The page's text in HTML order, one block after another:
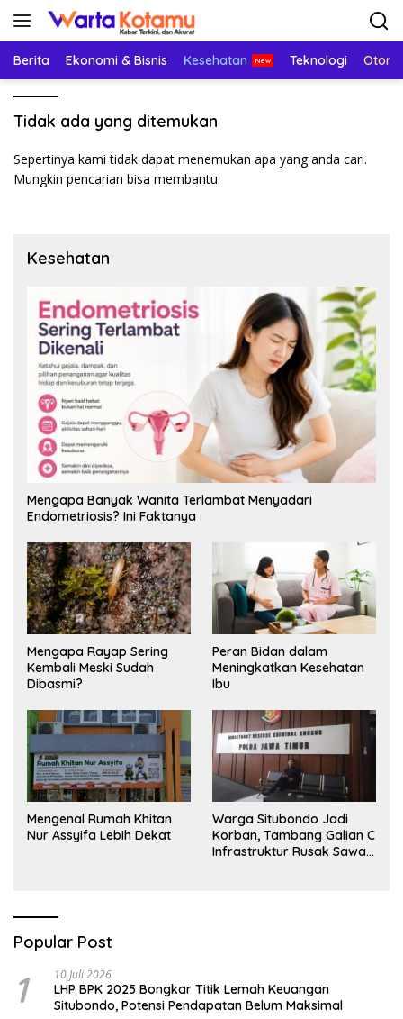
Langsung
Berita Ekonomi & Bisnis Kesehatan Teknologi
Tidak ada yang ditemukan
Sepertinya kami tidak dapat menemukan apa yang anda cari.
Mungkin pencarian bisa membantu.
Kesehatan
Mengapa Banyak Wanita Terlambat Menyadari
Endometriosis? Ini Faktanya
Mengapa Rayap Sering
Kembali Meski Sudah
Dibasmi?
Peran Bidan dalam
Meningkatkan Kesehatan
Ibu
Mengenal Rumah Khitan
Nur Assyifa Lebih Dekat
Warga Situbondo Jadi
Korban, Tambang Galian C
Infrastruktur Rusak Sawah
Popular Post
1 10 Juli 2026
LHP BPK 2025 Bongkar Titik Lemah Keuangan
Situbondo, Potensi Pendapatan Belum Maksimal